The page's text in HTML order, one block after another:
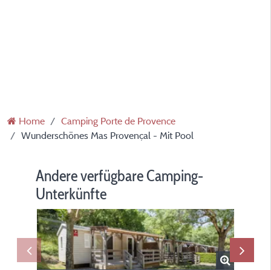
Home
Camping Porte de Provence
Wunderschönes Mas Provençal - Mit Pool
Andere verfügbare Camping-
Unterkünfte